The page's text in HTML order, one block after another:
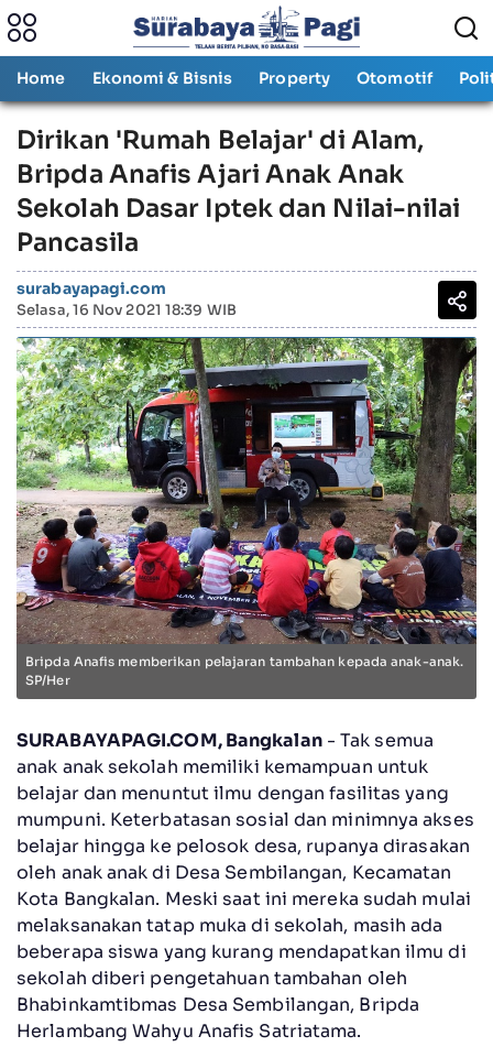
Home Ekonomi & Bisnis Property Otomotif
Dirikan 'Rumah Belajar' di Alam,
Bripda Anafis Ajari Anak Anak
Sekolah Dasar Iptek dan Nilai-nilai
Pancasila
surabayapagi.com
Selasa, 16 Nov 2021 18:39 WIB
Bripda Anafis memberikan pelajaran tambahan kepada anak-anak.
SP/Her
SURABAYAPAGI.COM, Bangkalan- Tak semua
anak anak sekolah memiliki kemampuan untuk
belajar dan menuntut ilmu dengan fasilitas yang
mumpuni. Keterbatasan sosial dan minimnya akses
belajar hingga ke pelosok desa, rupanya dirasakan
oleh anak anak di Desa Sembilangan, Kecamatan
Kota Bangkalan. Meski saat ini mereka sudah mulai
melaksanakan tatap muka di sekolah, masih ada
beberapa siswa yang kurang mendapatkan ilmu di
sekolah diberi pengetahuan tambahan oleh
Bhabinkamtibmas Desa Sembilangan, Bripda
Herlambang Wahyu Anafis Satriatama.